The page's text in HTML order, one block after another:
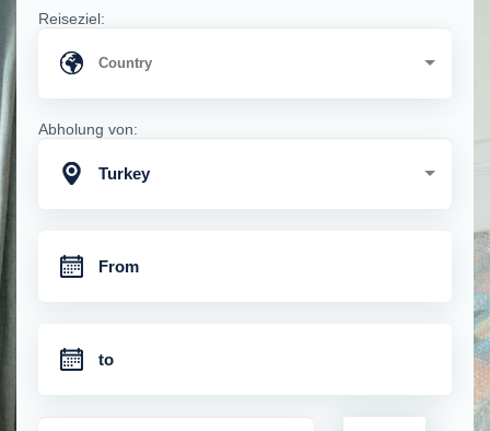
Reiseziel:
Abholung von:
Turkey